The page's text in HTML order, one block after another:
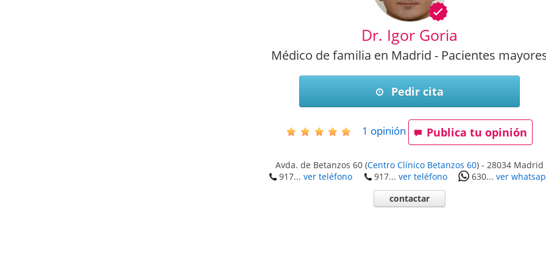
Dr. Igor Goria
Médico de familia en Madrid - Pacientes
Pedir cita
1 opinión Publica tu opinión
Avda. de Betanzos 60 (Centro Clínico Betanzos 60) - 28034 Madrid
917... ver teléfono 917... ver teléfono 630... ver
contactar